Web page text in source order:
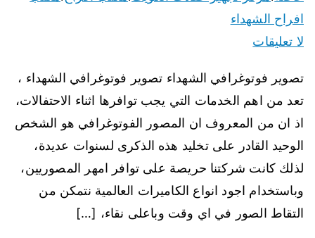
افراح الشهداء
لا تعليقات
تصوير فوتوغرافي الشهداء تصوير فوتوغرافي الشهداء ،
تعد من اهم الخدمات التي يجب توافرها اثناء الاحتفالات،
اذ ان من المعروف ان المصور الفوتوغرافي هو الشخص
الوحيد القادر على تخليد هذه الذكرى لسنوات عديدة،
لذلك كانت شركتنا حريصة على توافر امهر المصوريين،
وباستخدام اجود انواع الكاميرات العالمية نتمكن من
التقاط الصور في اي وقت وباعلى نقاء، […]